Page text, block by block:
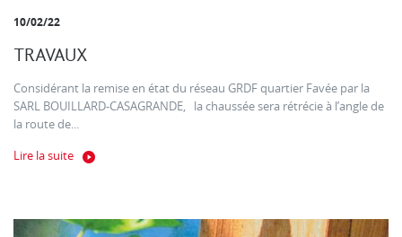
10/02/22
TRAVAUX
Considérant la remise en état du réseau GRDF quartier Favée par la
SARL BOUILLARD-CASAGRANDE, la chaussée sera rétrécie à l’angle de
la route de...
Lire la suite